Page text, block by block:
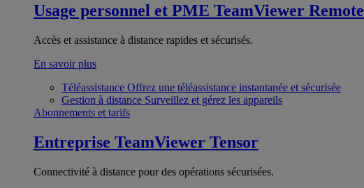
Usage personnel et PME TeamViewer Remote
Accès et assistance à distance rapides et sécurisés.
En savoir plus
Téléassistance Offrez une téléassistance instantanée et sécurisée
Gestion à distance Surveillez et gérez les appareils
Abonnements et tarifs
Entreprise TeamViewer Tensor
Connectivité à distance pour des opérations sécurisées.